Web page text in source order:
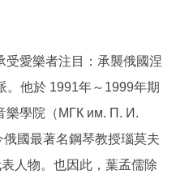
受愛樂者注目：承襲俄國涅
。他於 1991年～1999年期
樂學院（МГК им. П. И.
俄國最著名鋼琴教授瑙莫夫
人物。也因此，葉孟儒除